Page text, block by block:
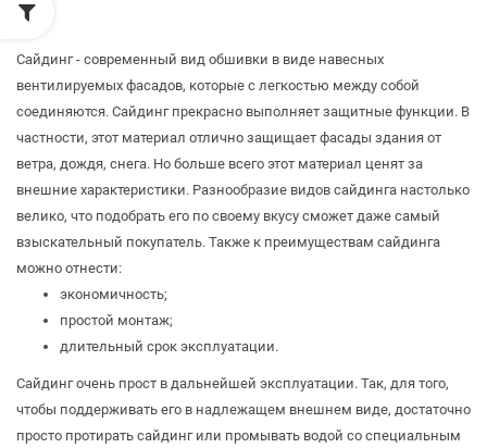
Сайдинг - современный вид обшивки в виде навесных
вентилируемых фасадов, которые с легкостью между собой
соединяются. Сайдинг прекрасно выполняет защитные функции. В
частности, этот материал отлично защищает фасады здания от
ветра, дождя, снега. Но больше всего этот материал ценят за
внешние характеристики. Разнообразие видов сайдинга настолько
велико, что подобрать его по своему вкусу сможет даже самый
взыскательный покупатель. Также к преимуществам сайдинга
можно отнести:
экономичность;
простой монтаж;
длительный срок эксплуатации.
Сайдинг очень прост в дальнейшей эксплуатации. Так, для того,
чтобы поддерживать его в надлежащем внешнем виде, достаточно
просто протирать сайдинг или промывать водой со специальным